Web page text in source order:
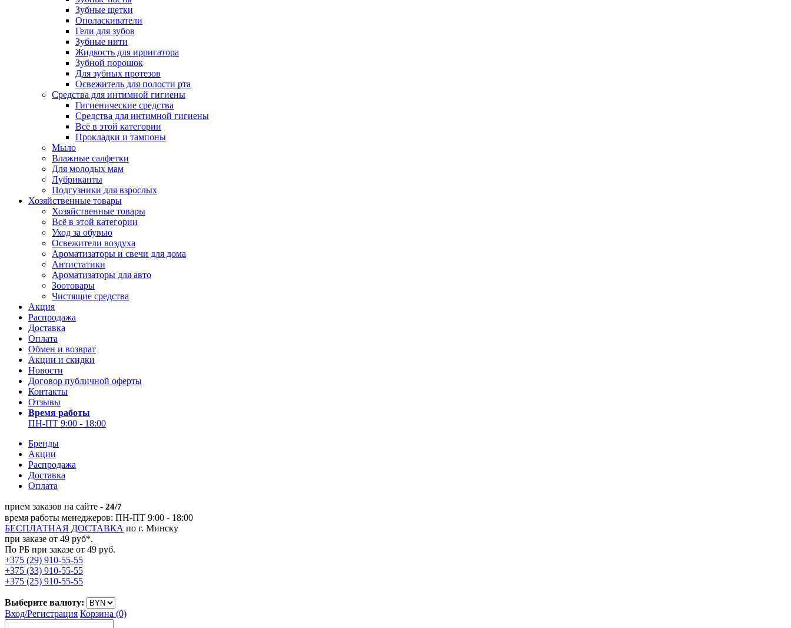
Зубные щетки
Ополаскиватели
Гели для зубов
Зубные нити
Жидкость для ирригатора
Зубной порошок
Для зубных протезов
Освежитель для полости рта
Средства для интимной гигиены
Гигиенические средства
Средства для интимной гигиены
Всё в этой категории
Прокладки и тампоны
Мыло
Влажные салфетки
Для молодых мам
Лубриканты
Подгузники для взрослых
Хозяйственные товары
Хозяйственные товары
Всё в этой категории
Уход за обувью
Освежители воздуха
Ароматизаторы и свечи для дома
Антистатики
Ароматизаторы для авто
Зоотовары
Чистящие средства
Акция
Распродажа
Доставка
Оплата
Обмен и возврат
Акции и скидки
Новости
Договор публичной оферты
Контакты
Отзывы
Время работы
ПН-ПТ 9:00 - 18:00
Бренды
Акции
Распродажа
Доставка
Оплата
прием заказов на сайте - 24/7
время работы менеджеров: ПН-ПТ 9:00 - 18:00
БЕСПЛАТНАЯ ДОСТАВКА по г. Минску
при заказе от 49 руб*.
По РБ при заказе от 49 руб.
+375 (29) 910-55-55
+375 (33) 910-55-55
+375 (25) 910-55-55
Выберите валюту:
Вход/Регистрация Корзина (0)